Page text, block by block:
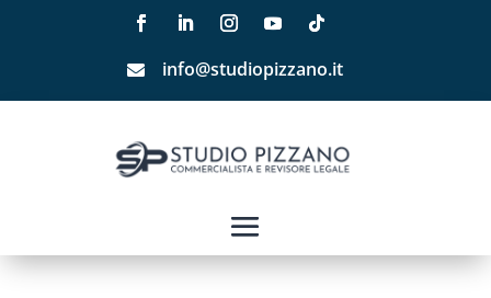
 info@studiopizzano.it